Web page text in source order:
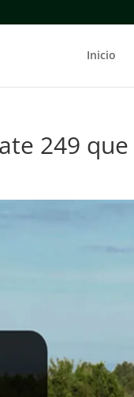
Inicio
249